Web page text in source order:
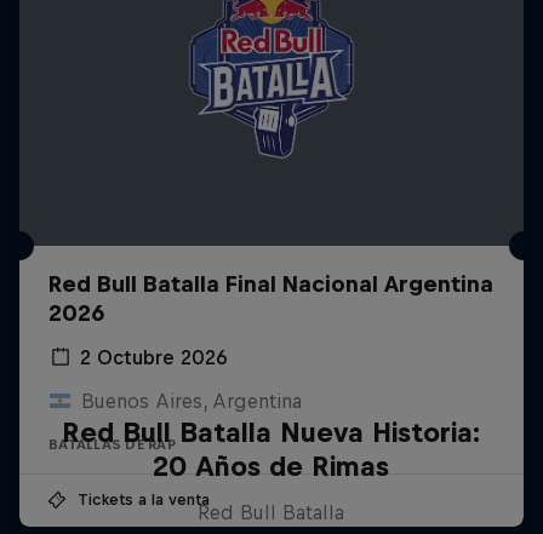
Red Bull Batalla Final Nacional Argentina
2026
2 Octubre 2026
Buenos Aires, Argentina
BATALLAS DE RAP
Tickets a la venta
Red Bull Batalla Nueva Historia:
20 Años de Rimas
Red Bull Batalla